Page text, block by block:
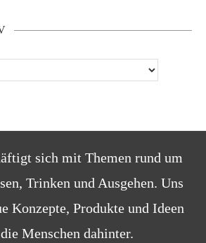
sich mit Themen rund um
Trinken und Ausgehen. Uns
Konzepte, Produkte und Ideen
Menschen dahinter.